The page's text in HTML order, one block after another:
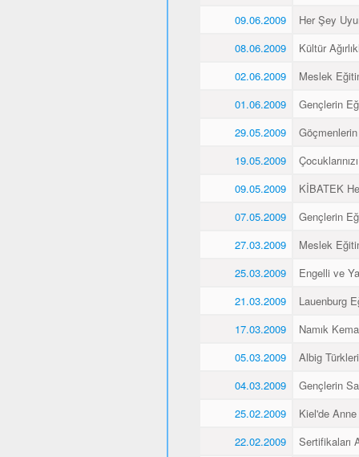
09.06.2009
Her Şey
08.06.2009
Kültür
02.06.2009
Meslek
01.06.2009
Gençlerin
29.05.2009
Göçmenlerin
19.05.2009
09.05.2009
KİBATEK
07.05.2009
Gençlerin
27.03.2009
Meslek
25.03.2009
Engelli ve
21.03.2009
Lauenburg
17.03.2009
Namık
05.03.2009
Albig
04.03.2009
Gençlerin
25.02.2009
Kiel'de
22.02.2009
Sertifikaları